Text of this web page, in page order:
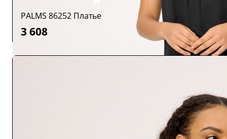
PALMS 86252 Платье
3 608